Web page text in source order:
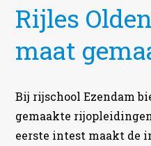
Rijles
maat
Bij rijschool Ezendam
gemaakte
eerste intest maakt de